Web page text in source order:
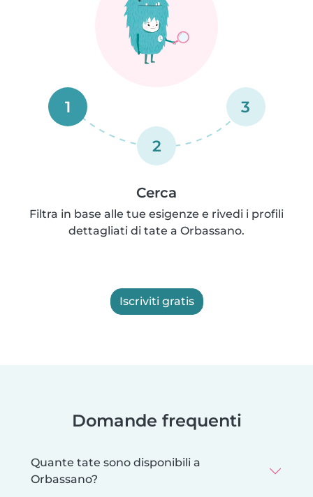
1
2
3
Cerca
Filtra in base alle tue esigenze e rivedi i profili
dettagliati di tate a Orbassano.
Iscriviti gratis
Domande frequenti
Quante tate sono disponibili a
Orbassano?